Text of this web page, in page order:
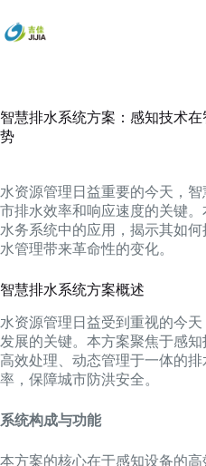
过
内
智慧排水系统方案：感知技术
势
水资源管理日益重要的今天，
市排水效率和响应速度的关键
水务系统中的应用，揭示其如
水管理带来革命性的变化。
智慧排水系统方案概述
水资源管理日益受到重视的今
发展的关键。本方案聚焦于感
高效处理、动态管理于一体的
率，保障城市防洪安全。
系统构成与功能
本方案的核心在于感知设备的